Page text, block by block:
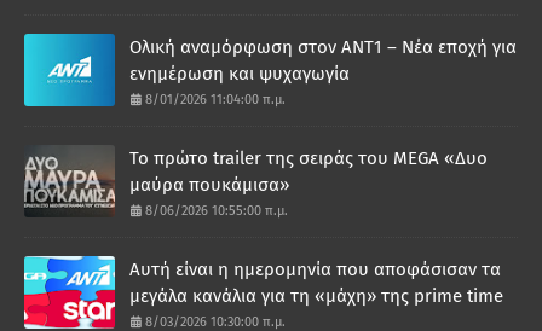
Ολική αναμόρφωση στον ΑΝΤ1 – Νέα εποχή για
ενημέρωση και ψυχαγωγία
8/01/2026 11:04:00 π.μ.
Το πρώτο trailer της σειράς του MEGA «Δυο
μαύρα πουκάμισα»
8/06/2026 10:55:00 π.μ.
Αυτή είναι η ημερομηνία που αποφάσισαν τα
μεγάλα κανάλια για τη «μάχη» της prime time
8/03/2026 10:30:00 π.μ.